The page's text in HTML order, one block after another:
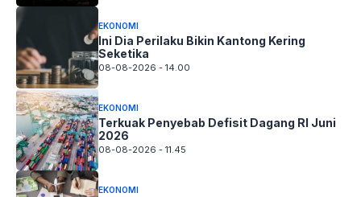
EKONOMI
Ini Dia Perilaku Bikin Kantong Kering
Seketika
08-08-2026 - 14.00
EKONOMI
Terkuak Penyebab Defisit Dagang RI Juni
2026
08-08-2026 - 11.45
EKONOMI